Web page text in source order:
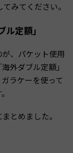
みてください。
定額」
、パケット使用
外ダブル定額」
ラケーを使って
とめました。